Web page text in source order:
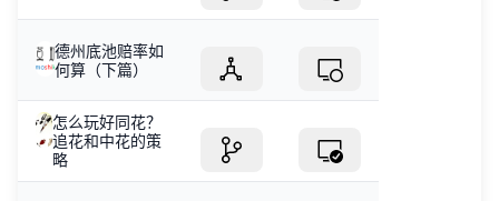
德州底池赔率如
何算（下篇）
怎么玩好同花？
追花和中花的策
略